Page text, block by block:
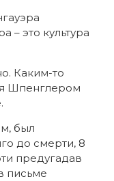
– это культура
Каким-то
Шпенглером
был
до смерти, 8
предугадав
письме